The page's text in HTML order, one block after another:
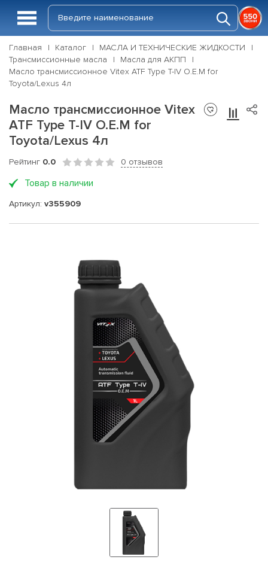
Главная Каталог
МАСЛА И ТЕХНИЧЕСКИЕ ЖИДКОСТИ
Трансмиссионные масла
Масла для АКПП
Масло трансмиссионное Vitex ATF Type T-IV O.E.M for
Toyota/Lexus 4л
Масло трансмиссионное Vitex
ATF Type T-IV O.E.M for
Toyota/Lexus 4л
Рейтинг 0.0 0 отзывов
Товар в наличии
Артикул: v355909